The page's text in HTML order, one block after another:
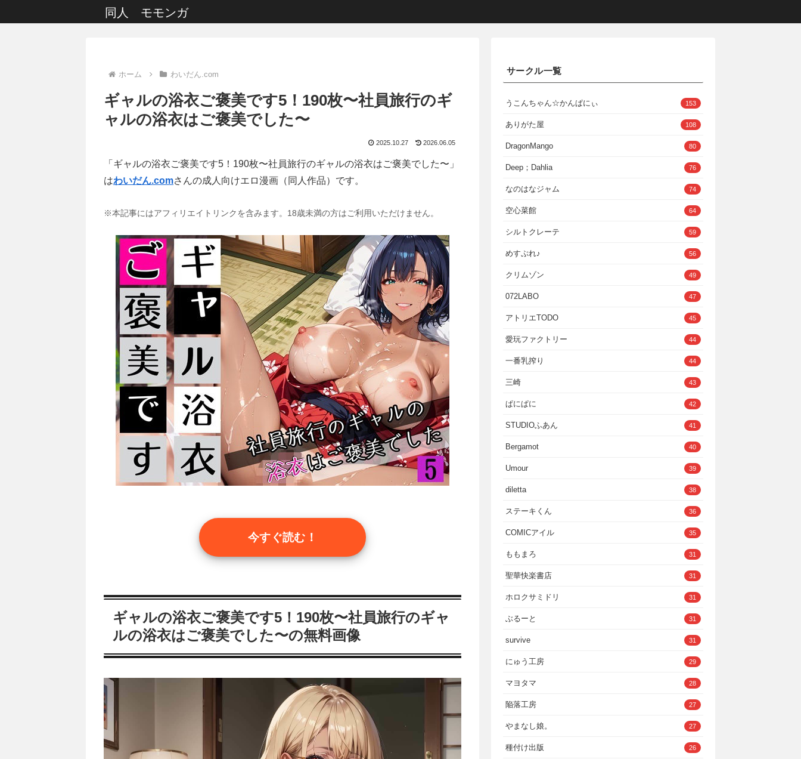
同人 モモンガ
ホーム わいだん.com
ギャルの浴衣ご褒美です5！190枚〜社員旅行のギ
ャルの浴衣はご褒美でした〜
2025.10.27 2026.06.05
「ギャルの浴衣ご褒美です5！190枚〜社員旅行のギャルの浴衣はご褒美でした〜」
はわいだん.comさんの成人向けエロ漫画（同人作品）です。
※本記事にはアフィリエイトリンクを含みます。18歳未満の方はご利用いただけません。
今すぐ読む！
ギャルの浴衣ご褒美です5！190枚〜社員旅行のギャ
ルの浴衣はご褒美でした〜の無料画像
サークル一覧
うこんちゃん☆かんぱにぃ 153
ありがた屋 108
DragonMango 80
Deep；Dahlia 76
なのはなジャム 74
空心菜館 64
シルトクレーテ 59
めすぷれ♪ 56
クリムゾン 49
072LABO 47
アトリエTODO 45
愛玩ファクトリー 44
一番乳搾り 44
三崎 43
ぱにぱに 42
STUDIOふあん 41
Bergamot 40
Umour 39
diletta 38
ステーキくん 36
COMICアイル 35
ももまろ 31
聖華快楽書店 31
ホロクサミドリ 31
ぶるーと 31
survive 31
にゅう工房 29
マヨタマ 28
陥落工房 27
やまなし娘。 27
種付け出版 26